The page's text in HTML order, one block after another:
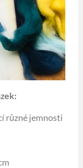
různé jemnosti